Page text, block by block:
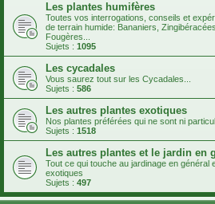
Les plantes humifères
Toutes vos interrogations, conseils et
de terrain humide: Bananiers,
Fougères...
Sujets : 1095
Les cycadales
Vous saurez tout sur les Cycadales...
Sujets : 586
Les autres plantes exotiques
Nos plantes préférées qui ne sont ni
Sujets : 1518
Les autres plantes et le jardin en
Tout ce qui touche au jardinage en général
exotiques
Sujets : 497